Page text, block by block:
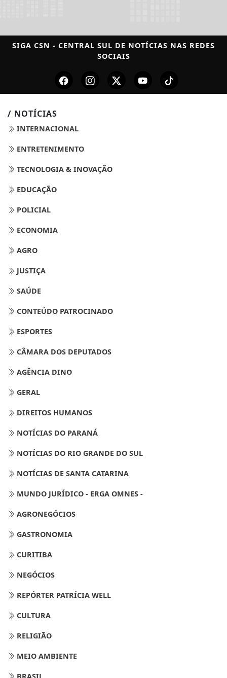
SIGA CSN - CENTRAL SUL DE NOTÍCIAS NAS REDES
SOCIAIS
/ NOTÍCIAS
INTERNACIONAL
ENTRETENIMENTO
TECNOLOGIA & INOVAÇÃO
EDUCAÇÃO
POLICIAL
ECONOMIA
AGRO
JUSTIÇA
SAÚDE
CONTEÚDO PATROCINADO
ESPORTES
CÂMARA DOS DEPUTADOS
AGÊNCIA DINO
GERAL
DIREITOS HUMANOS
NOTÍCIAS DO PARANÁ
NOTÍCIAS DO RIO GRANDE DO SUL
NOTÍCIAS DE SANTA CATARINA
MUNDO JURÍDICO - ERGA OMNES -
AGRONEGÓCIOS
GASTRONOMIA
CURITIBA
NEGÓCIOS
REPÓRTER PATRÍCIA WELL
CULTURA
RELIGIÃO
MEIO AMBIENTE